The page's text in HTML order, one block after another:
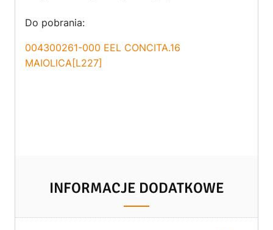
Do pobrania:
004300261-000 EEL CONCITA.16
MAIOLICA[L227]
INFORMACJE DODATKOWE